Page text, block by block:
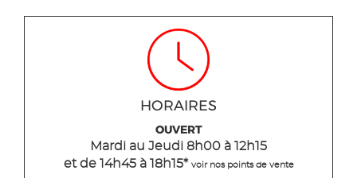
HORAIRES
OUVERT
Mardi au Jeudi 8h00 à 12h15
et de 14h45 à 18h15* voir nos points de vente